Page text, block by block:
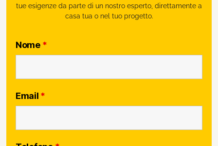
tue esigenze da parte di un nostro esperto, direttamente a
casa tua o nel tuo progetto.
Nome *
Email *